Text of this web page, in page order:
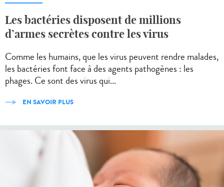
Les bactéries disposent de millions
d’armes secrètes contre les virus
Comme les humains, que les virus peuvent rendre malades,
les bactéries font face à des agents pathogènes : les
phages. Ce sont des virus qui...
EN SAVOIR PLUS